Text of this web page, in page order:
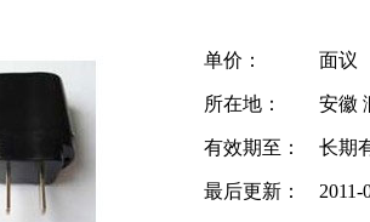
单价： 面议
所在地： 安徽
有效期至： 长期
最后更新： 2011-